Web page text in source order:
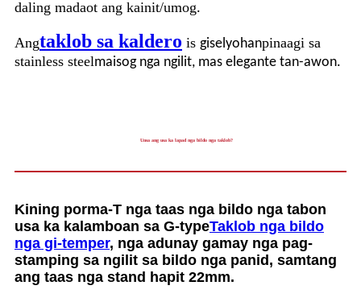
daling madaot ang kainit/umog.
Angtaklob sa kaldero is giselyohanpinaagi sa
stainless steelmaisog nga ngilit, mas elegante tan-awon.
Unsa ang usa ka lapad nga bildo nga taklob?
Kining porma-T nga taas nga bildo nga tabon
usa ka kalamboan sa G-typeTaklob nga bildo
nga gi-temper, nga adunay gamay nga pag-
stamping sa ngilit sa bildo nga panid, samtang
ang taas nga stand hapit 22mm.